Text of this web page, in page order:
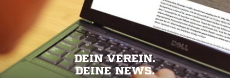
DEIN VEREIN.
DEINE NEWS.